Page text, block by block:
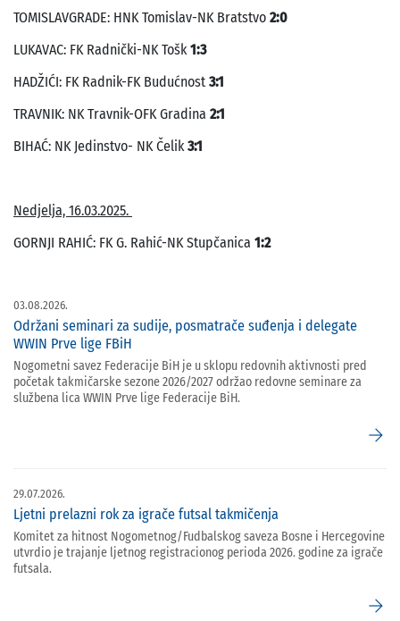
TOMISLAVGRADE: HNK Tomislav-NK Bratstvo 2:0
LUKAVAC: FK Radnički-NK Tošk1:3
HADŽIĆI: FK Radnik-FK Budućnost 3:1
TRAVNIK: NK Travnik-OFK Gradina 2:1
BIHAĆ: NK Jedinstvo- NK Čelik3:1
Nedjelja, 16.03.2025.
GORNJI RAHIĆ: FK G. Rahić-NK Stupčanica 1:2
03.08.2026.
Održani seminari za sudije, posmatrače suđenja i delegate
WWIN Prve lige FBiH
Nogometni savez Federacije BiH je u sklopu redovnih aktivnosti pred
početak takmičarske sezone 2026/2027 održao redovne seminare za
službena lica WWIN Prve lige Federacije BiH.
arrow_forward
29.07.2026.
Ljetni prelazni rok za igrače futsal takmičenja
Komitet za hitnost Nogometnog/Fudbalskog saveza Bosne i Hercegovine
utvrdio je trajanje ljetnog registracionog perioda 2026. godine za igrače
futsala.
arrow_forward